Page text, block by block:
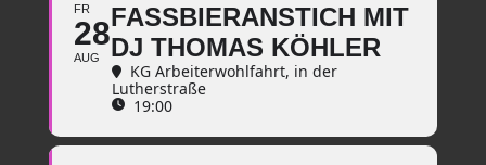
FR
28
AUG
FASSBIERANSTICH MIT
DJ THOMAS KÖHLER
KG Arbeiterwohlfahrt, in der
Lutherstraße
19:00